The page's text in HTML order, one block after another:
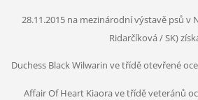
28.11.2015 na mezinárodní výstavě psů v
Ridarčíková / SK)
Duchess Black Wilwarin ve třídě otevřené
Affair Of Heart Kiaora ve třídě veteránů